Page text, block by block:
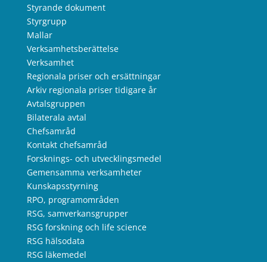
Styrande dokument
Styrgrupp
Mallar
Verksamhetsberättelse
Verksamhet
Regionala priser och ersättningar
Arkiv regionala priser tidigare år
Avtalsgruppen
Bilaterala avtal
Chefsamråd
Kontakt chefsamråd
Forsknings- och utvecklingsmedel
Gemensamma verksamheter
Kunskapsstyrning
RPO, programområden
RSG, samverkansgrupper
RSG forskning och life science
RSG hälsodata
RSG läkemedel